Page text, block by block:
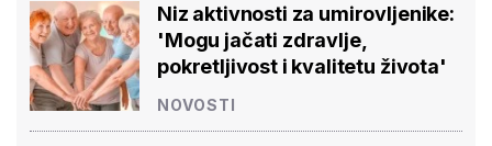
Niz aktivnosti za umirovljenike:
'Mogu jačati zdravlje,
pokretljivost i kvalitetu života'
NOVOSTI